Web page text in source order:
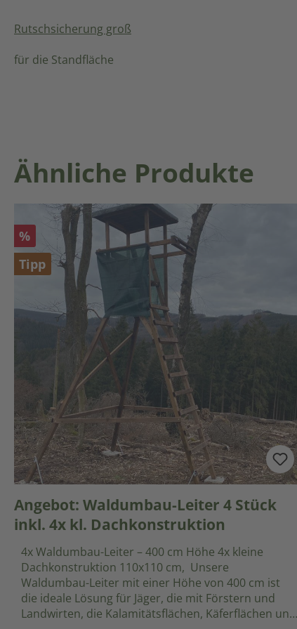
Rutschsicherung groß
für die Standfläche
Produktgalerie überspringen
Ähnliche Produkte
Rabatt
%
Tipp
Angebot: Waldumbau-Leiter 4 Stück
inkl. 4x kl. Dachkonstruktion
4x Waldumbau-Leiter – 400 cm Höhe 4x kleine
Dachkonstruktion 110x110 cm, Unsere
Waldumbau-Leiter mit einer Höhe von 400 cm ist
die ideale Lösung für Jäger, die mit Förstern und
Landwirten, die Kalamitätsflächen, Käferflächen und